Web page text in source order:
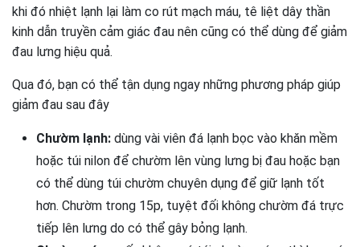
khi đó nhiệt lạnh lại làm co rút mạch máu, tê liệt dây thần
kinh dẫn truyền cảm giác đau nên cũng có thể dùng để giảm
đau lưng hiệu quả.
Qua đó, bạn có thể tận dụng ngay những phương pháp giúp
giảm đau sau đây
Chườm lạnh: dùng vài viên đá lạnh bọc vào khăn mềm
hoặc túi nilon để chườm lên vùng lưng bị đau hoặc bạn
có thể dùng túi chườm chuyên dụng để giữ lạnh tốt
hơn. Chườm trong 15p, tuyệt đối không chườm đá trực
tiếp lên lưng do có thể gây bỏng lạnh.